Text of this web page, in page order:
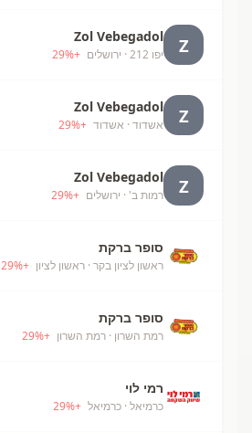
Z
Zol Vebegadol
יפו 212 · ירושלים +
29%
Z
Zol Vebegadol
אשדוד · אשדוד +
29%
Z
Zol Vebegadol
רמות ב' · ירושלים +
29%
סופר ברקת
ראשון לציון בקר · ראשון לציון +
29%
סופר ברקת
רמת השרון · רמת השרון +
29%
רמי לוי
כרמיאל · כרמיאל +
29%